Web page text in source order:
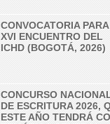
CONVOCATORIA
XVI ENCUENTRO DEL
ICHD (BOGOTÁ, 2026)
CONCURSO
DE ESCRITURA 2026,
ESTE AÑO TENDRÁ